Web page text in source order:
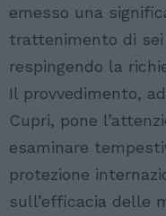
emesso una
trattenimento di
respingendo la
Il provvedimento,
Cupri, pone
esaminare
protezione
sull’efficacia delle